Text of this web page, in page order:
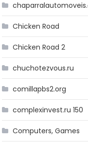
Chicken Road
Chicken Road 2
chuchotezvous.ru
comillapbs2.org
complexinvest.ru 150
Computers, Games